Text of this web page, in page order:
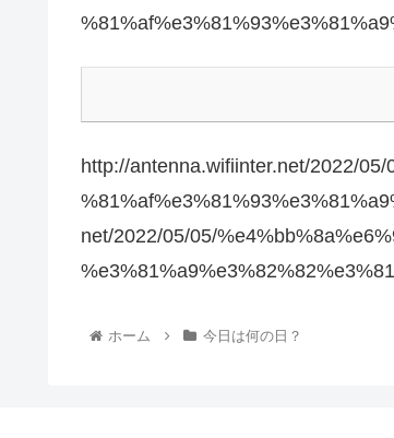
http://antenna.wifiinter.net/2022/
net/2022/05/05/
ホーム 今日は何の日？